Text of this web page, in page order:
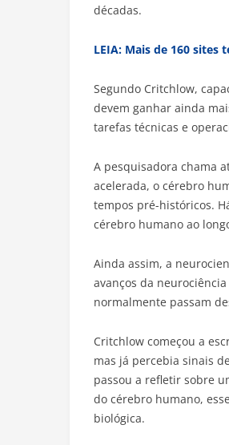
décadas.
LEIA: Mais de 160 sites
Segundo Critchlow,
devem ganhar ainda
tarefas técnicas e
A pesquisadora chama
acelerada, o cérebro
tempos pré-históricos.
cérebro humano ao
Ainda assim, a
avanços da
normalmente passam
Critchlow começou a
mas já percebia sinais
passou a refletir sobre
do cérebro humano,
biológica.